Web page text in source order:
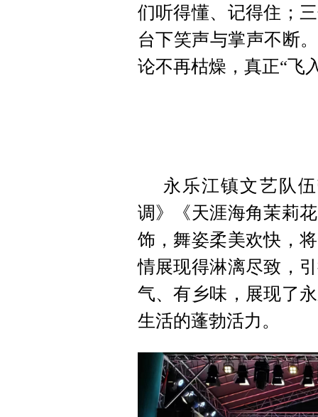
们听得懂、记得住；
台下笑声与掌声不断
论不再枯燥，真正“飞
永乐江镇文艺队
调》《天涯海角茉莉
饰，舞姿柔美欢快，
情展现得淋漓尽致，
气、有乡味，展现了
生活的蓬勃活力。